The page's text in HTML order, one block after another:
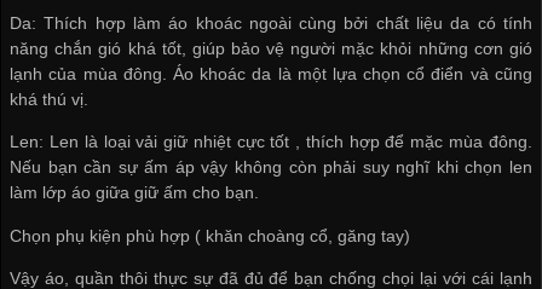
Da: Thích hợp làm áo khoác ngoài cùng bởi chất liệu da có tính
năng chắn gió khá tốt, giúp bảo vệ người mặc khỏi những cơn gió
lạnh của mùa đông. Áo khoác da là một lựa chọn cổ điển và cũng
khá thú vị.
Len: Len là loại vải giữ nhiệt cực tốt , thích hợp để mặc mùa đông.
Nếu bạn cần sự ấm áp vậy không còn phải suy nghĩ khi chọn len
làm lớp áo giữa giữ ấm cho bạn.
Chọn phụ kiện phù hợp ( khăn choàng cổ, găng tay)
Vậy áo, quần thôi thực sự đã đủ để bạn chống chọi lại với cái lạnh